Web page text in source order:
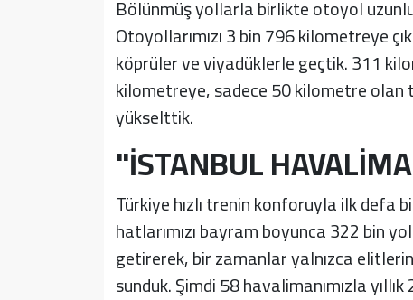
Bölünmüş yollarla birlikte otoyol
Otoyollarımızı 3 bin 796 kilometreye
köprüler ve viyadüklerle geçtik. 311
kilometreye, sadece 50 kilometre
yükselttik.
"İSTANBUL
Türkiye hızlı trenin konforuyla ilk defa
hatlarımızı bayram boyunca 322 bin
getirerek, bir zamanlar yalnızca
sunduk. Şimdi 58 havalimanımızla